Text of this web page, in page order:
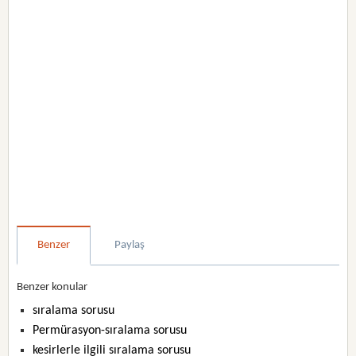
Benzer Paylaş
Benzer konular
sıralama sorusu
Permürasyon-sıralama sorusu
kesirlerle ilgili sıralama sorusu